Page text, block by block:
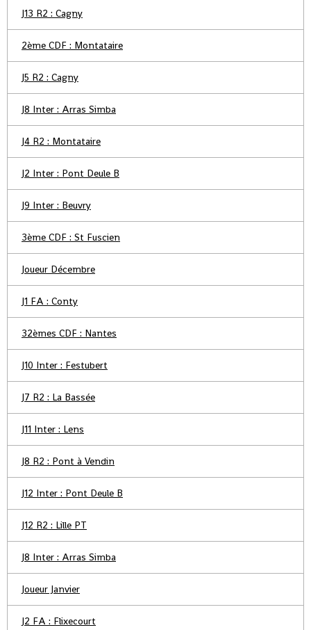
J13 R2 : Cagny
2ème CDF : Montataire
J5 R2 : Cagny
J8 Inter : Arras Simba
J4 R2 : Montataire
J2 Inter : Pont Deule B
J9 Inter : Beuvry
3ème CDF : St Fuscien
Joueur Décembre
J1 FA : Conty
32èmes CDF : Nantes
J10 Inter : Festubert
J7 R2 : La Bassée
J11 Inter : Lens
J8 R2 : Pont à Vendin
J12 Inter : Pont Deule B
J12 R2 : Lille PT
J8 Inter : Arras Simba
Joueur Janvier
J2 FA : Flixecourt